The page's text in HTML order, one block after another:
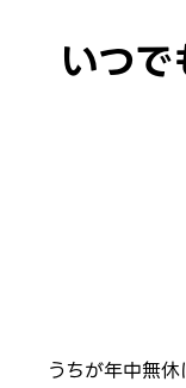
いつ
うちが年中無